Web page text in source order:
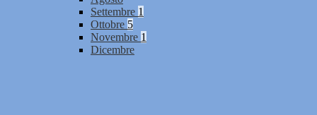
Settembre 1
Ottobre 5
Novembre 1
Dicembre